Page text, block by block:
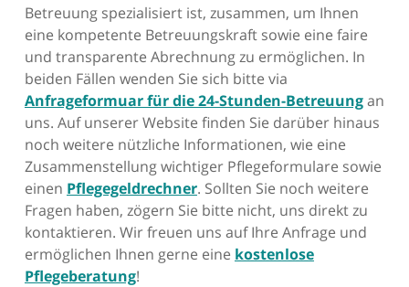
Betreuung spezialisiert ist, zusammen, um Ihnen
eine kompetente Betreuungskraft sowie eine faire
und transparente Abrechnung zu ermöglichen. In
beiden Fällen wenden Sie sich bitte via
Anfrageformuar für die 24-Stunden-Betreuungan
uns. Auf unserer Website finden Sie darüber hinaus
noch weitere nützliche Informationen, wie eine
Zusammenstellung wichtiger Pflegeformulare sowie
einen Pflegegeldrechner. Sollten Sie noch weitere
Fragen haben, zögern Sie bitte nicht, uns direkt zu
kontaktieren. Wir freuen uns auf Ihre Anfrage und
ermöglichen Ihnen gerne eine kostenlose
Pflegeberatung!